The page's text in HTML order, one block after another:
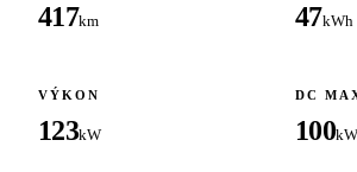
417km 47kWh
VÝKON
123kW
DC
100kW